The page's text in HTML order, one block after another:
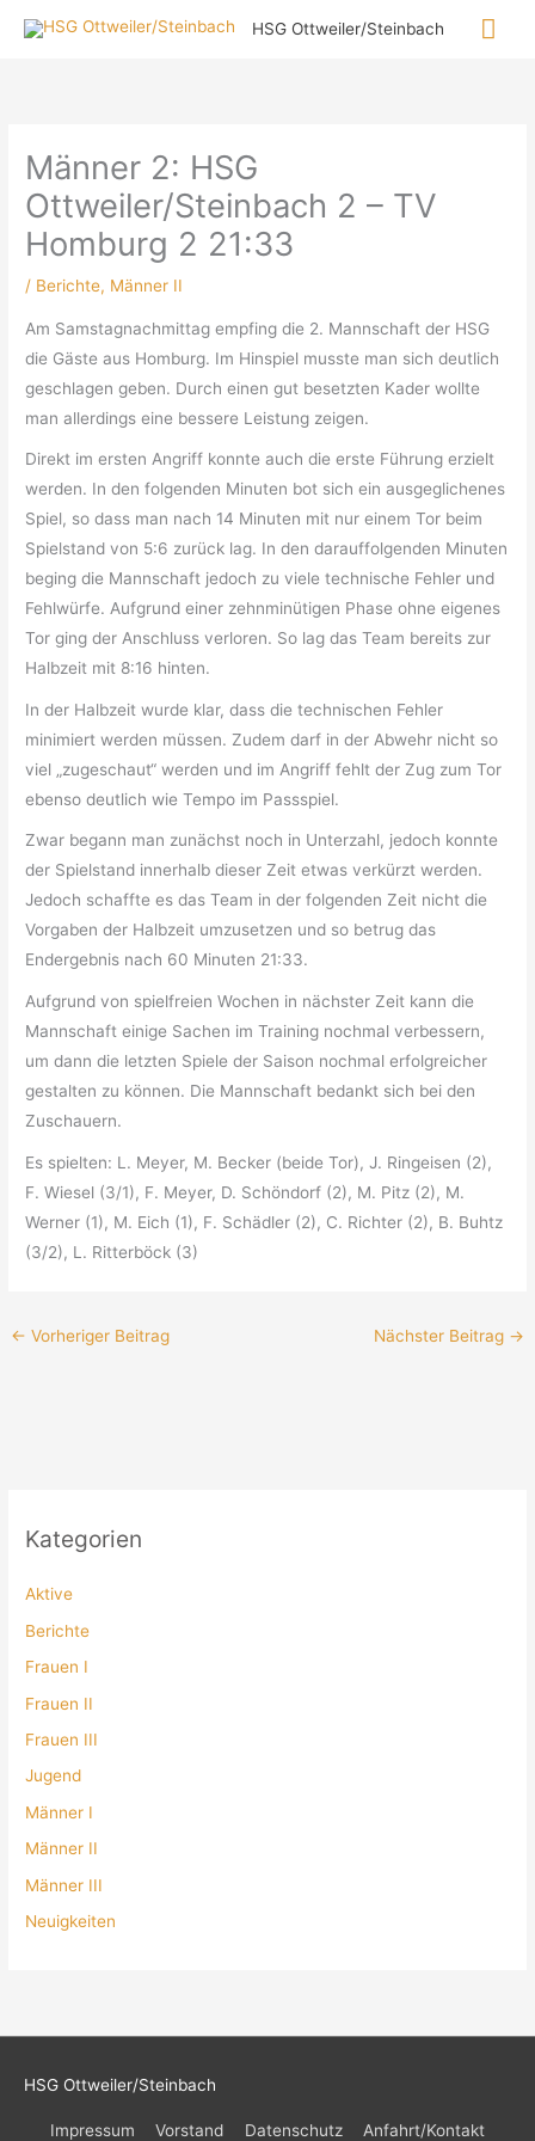
Inhalt
HSG Ottweiler/Steinbach
Kategorien
Aktive
Berichte
Frauen I
Frauen II
Frauen III
Jugend
Männer I
Männer II
Männer III
Neuigkeiten
Männer 2: HSG
Ottweiler/Steinbach 2 – TV
Homburg 2 21:33
/ Berichte, Männer II
Am Samstagnachmittag empfing die 2. Mannschaft der HSG
die Gäste aus Homburg. Im Hinspiel musste man sich deutlich
geschlagen geben. Durch einen gut besetzten Kader wollte
man allerdings eine bessere Leistung zeigen.
Direkt im ersten Angriff konnte auch die erste Führung erzielt
werden. In den folgenden Minuten bot sich ein ausgeglichenes
Spiel, so dass man nach 14 Minuten mit nur einem Tor beim
Spielstand von 5:6 zurück lag. In den darauffolgenden Minuten
beging die Mannschaft jedoch zu viele technische Fehler und
Fehlwürfe. Aufgrund einer zehnminütigen Phase ohne eigenes
Tor ging der Anschluss verloren. So lag das Team bereits zur
Halbzeit mit 8:16 hinten.
In der Halbzeit wurde klar, dass die technischen Fehler
minimiert werden müssen. Zudem darf in der Abwehr nicht so
viel „zugeschaut“ werden und im Angriff fehlt der Zug zum Tor
ebenso deutlich wie Tempo im Passspiel.
Zwar begann man zunächst noch in Unterzahl, jedoch konnte
der Spielstand innerhalb dieser Zeit etwas verkürzt werden.
Jedoch schaffte es das Team in der folgenden Zeit nicht die
Vorgaben der Halbzeit umzusetzen und so betrug das
Endergebnis nach 60 Minuten 21:33.
Aufgrund von spielfreien Wochen in nächster Zeit kann die
Mannschaft einige Sachen im Training nochmal verbessern,
um dann die letzten Spiele der Saison nochmal erfolgreicher
gestalten zu können. Die Mannschaft bedankt sich bei den
Zuschauern.
Es spielten: L. Meyer, M. Becker (beide Tor), J. Ringeisen (2),
F. Wiesel (3/1), F. Meyer, D. Schöndorf (2), M. Pitz (2), M.
Werner (1), M. Eich (1), F. Schädler (2), C. Richter (2), B. Buhtz
(3/2), L. Ritterböck (3)
← Vorheriger Beitrag Nächster Beitrag →
HSG Ottweiler/Steinbach
Impressum Vorstand Datenschutz Anfahrt/Kontakt